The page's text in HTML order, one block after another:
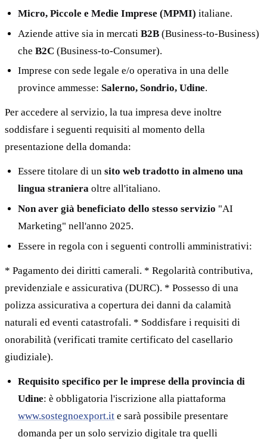
Micro, Piccole e Medie Imprese (MPMI) italiane.
Aziende attive sia in mercatiB2B (Business-to-Business)
cheB2C (Business-to-Consumer).
Imprese con sede legale e/o operativa in una delle
province ammesse: Salerno, Sondrio, Udine.
Per accedere al servizio, la tua impresa deve inoltre
soddisfare i seguenti requisiti al momento della
presentazione della domanda:
Essere titolare di unsito web tradotto in almeno una
lingua straniera oltre all'italiano.
Non aver già beneficiato dello stesso servizio "AI
Marketing" nell'anno 2025.
Essere in regola con i seguenti controlli amministrativi:
* Pagamento dei diritti camerali. * Regolarità contributiva,
previdenziale e assicurativa (DURC). * Possesso di una
polizza assicurativa a copertura dei danni da calamità
naturali ed eventi catastrofali. * Soddisfare i requisiti di
onorabilità (verificati tramite certificato del casellario
giudiziale).
Requisito specifico per le imprese della provincia di
Udine: è obbligatoria l'iscrizione alla piattaforma
www.sostegnoexport.it e sarà possibile presentare
domanda per un solo servizio digitale tra quelli